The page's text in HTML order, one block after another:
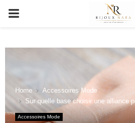
PRIMARY
Home
Accessoires Mode
Sur quelle base choisir une alliance
Accessoires Mode